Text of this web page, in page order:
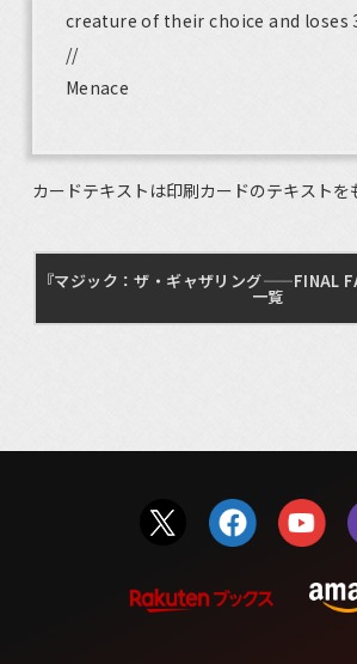
creature of their choice and loses
//
Menace
カードテキストは印刷カードのテキストを
『マジック：ザ・ギャザリング——FINAL
一覧